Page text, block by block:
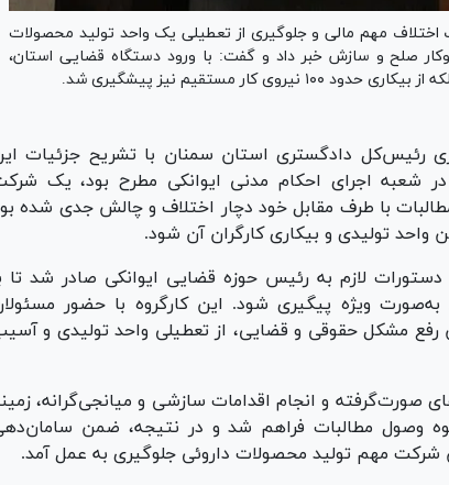
مهم مالی و جلوگیری از تعطیلی یک واحد تولید محصولات
صلح و سازش خبر داد و گفت: با ورود دستگاه قضایی استان،
مستقیم نیز پیشگیری شد.
رئیس‌کل دادگستری استان سمنان با تشریح جزئیات
در شعبه اجرای احکام مدنی ایوانکی مطرح بود، یک
با طرف مقابل خود دچار اختلاف و چالش جدی شده
واحد تولیدی و بیکاری کارگران آن شود.
لازم به رئیس حوزه قضایی ایوانکی صادر شد تا
ویژه پیگیری شود. این کارگروه با حضور
مشکل حقوقی و قضایی، از تعطیلی واحد تولیدی و
صورت‌گرفته و انجام اقدامات سازشی و میانجی‌گرانه،
وصول مطالبات فراهم شد و در نتیجه، ضمن
مهم تولید محصولات داروئی جلوگیری به عمل آمد.